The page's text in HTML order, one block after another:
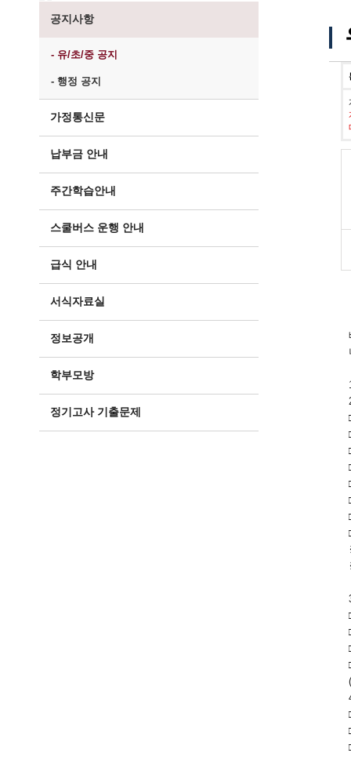
공지사항
- 유/초/중 공지
- 행정 공지
가정통신문
납부금 안내
주간학습안내
스쿨버스 운행 안내
급식 안내
서식자료실
정보공개
학부모방
정기고사 기출문제